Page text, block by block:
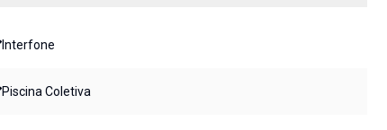
Interfone
Piscina Coletiva